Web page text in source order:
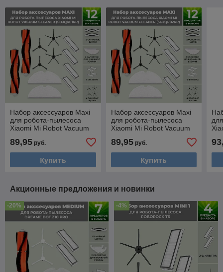
Набор аксессуаров Maxi
для робота-пылесоса
Xiaomi Mi Robot Vacuum
черные боковые щетки
89,95 руб.
Купить
Набор аксессуаров Maxi
для робота-пылесоса
Xiaomi Mi Robot Vacuum
черные боковые щетки
89,95руб.
Купить
Акционные предложения и новинки
-20% -4%